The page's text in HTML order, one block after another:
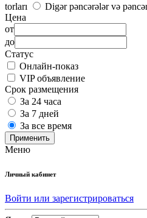
torları
Digər pəncərələr və
Цена
от
до
Статус
Онлайн-показ
VIP объявление
Срок размещения
За 24 часа
За 7 дней
За все время
Применить
Меню
Личный кабинет
Войти или зарегистрироваться